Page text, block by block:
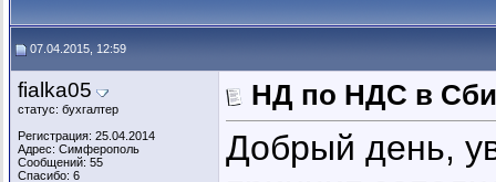
07.04.2015, 12:59
fialka05
статус: бухгалтер
Регистрация: 25.04.2014
Адрес: Симферополь
Сообщений: 55
Спасибо: 6
НД по НДС в
Добрый день,